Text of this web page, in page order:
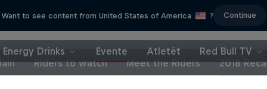
Want to see content from United States of America ? Continue
Energy Drinks Evente Atletët
Red Bull TV
Riders to watch Meet the Riders 2018